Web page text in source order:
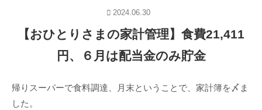
【おひとりさまの家計管理】食費21,411
円、６月は配当金のみ貯金
2024.06.30
帰りスーパーで食料調達、月末ということで、家計簿を〆ま
した。